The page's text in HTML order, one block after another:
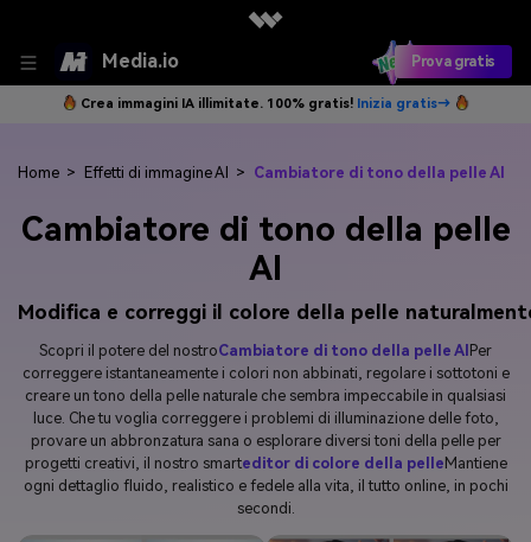
Media.io Prova gratis
Crea immagini IA illimitate. 100% gratis! Inizia gratis→
Home > Effetti di immagine AI > Cambiatore di tono della pelle AI
Cambiatore di tono della pelle
AI
Modifica e correggi il colore della pelle
Scopri il potere del nostroCambiatore di tono della pelle AI Per
correggere istantaneamente i colori non abbinati, regolare i sottotoni e
creare un tono della pelle naturale che sembra impeccabile in qualsiasi
luce. Che tu voglia correggere i problemi di illuminazione delle foto,
provare un abbronzatura sana o esplorare diversi toni della pelle per
progetti creativi, il nostro smarteditor di colore della pelle Mantiene
ogni dettaglio fluido, realistico e fedele alla vita, il tutto online, in pochi
secondi.